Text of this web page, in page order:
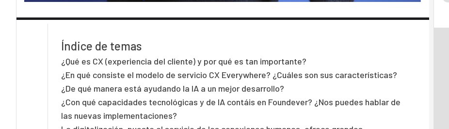
Índice de temas
¿Qué es CX (experiencia del cliente) y por qué es tan importante?
¿En qué consiste el modelo de servicio CX Everywhere? ¿Cuáles son sus características?
¿De qué manera está ayudando la IA a un mejor desarrollo?
¿Con qué capacidades tecnológicas y de IA contáis en Foundever? ¿Nos puedes hablar de
las nuevas implementaciones?